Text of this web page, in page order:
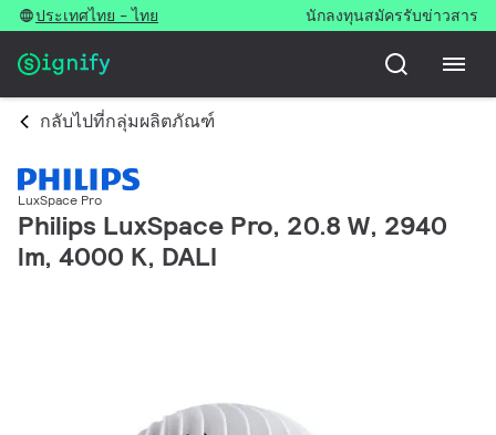
ประเทศไทย - ไทย นักลงทุนสมัครรับข่าวสาร
กลับไปที่กลุ่มผลิตภัณฑ์
LuxSpace Pro
Philips LuxSpace Pro, 20.8 W, 2940
lm, 4000 K, DALI